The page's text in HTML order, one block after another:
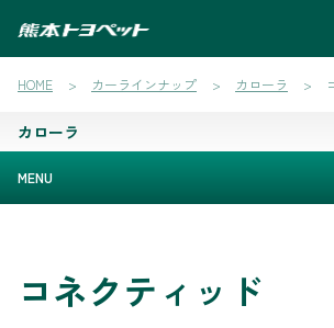
HOME カーラインナップ カローラ
カローラ
MENU
コネクティッド